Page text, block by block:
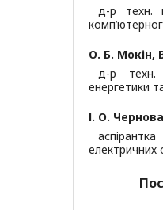
д-р техн.
О. Б. Мокін,
д-р техн.
енергетики
І. О.
електричних